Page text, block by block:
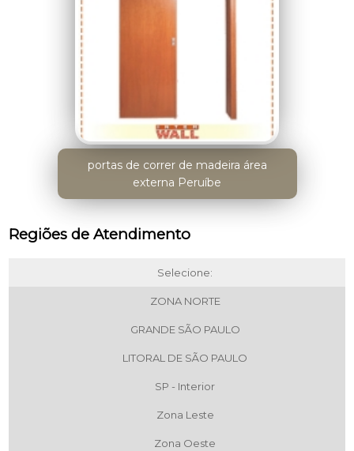
portas de correr de madeira área
externa Peruíbe
Regiões de Atendimento
Selecione:
ZONA NORTE
GRANDE SÃO PAULO
LITORAL DE SÃO PAULO
SP - Interior
Zona Leste
Zona Oeste